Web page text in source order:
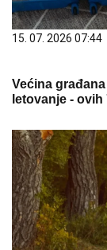
15. 07. 2026 07:44
Većina
letovanje -